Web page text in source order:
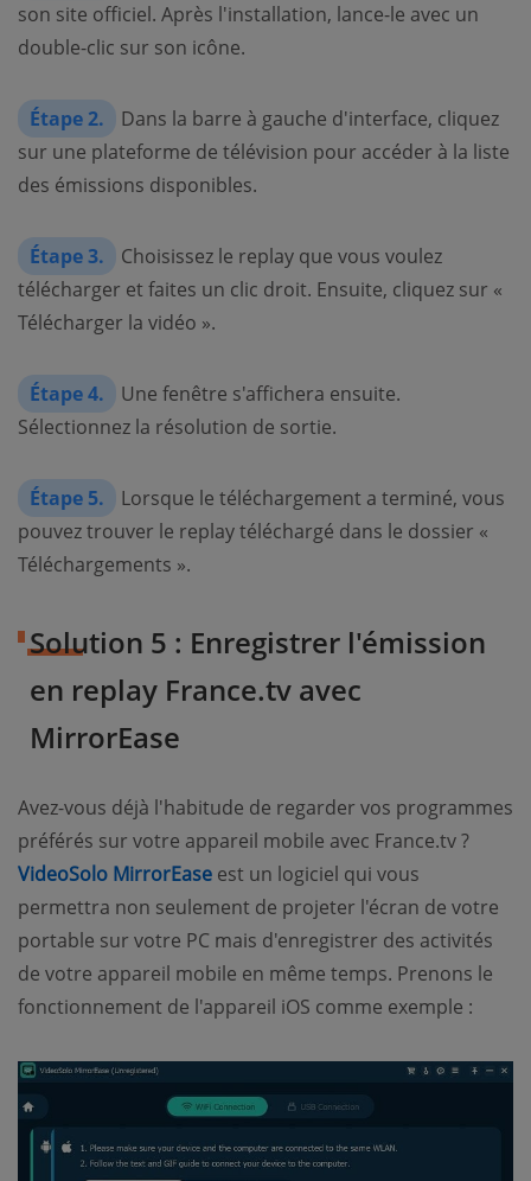
son site officiel. Après l'installation, lance-le avec un
double-clic sur son icône.
Étape 2.
Dans la barre à gauche d'interface, cliquez
sur une plateforme de télévision pour accéder à la liste
des émissions disponibles.
Étape 3.
Choisissez le replay que vous voulez
télécharger et faites un clic droit. Ensuite, cliquez sur «
Télécharger la vidéo ».
Étape 4.
Une fenêtre s'affichera ensuite.
Sélectionnez la résolution de sortie.
Étape 5.
Lorsque le téléchargement a terminé, vous
pouvez trouver le replay téléchargé dans le dossier «
Téléchargements ».
Solution 5 : Enregistrer l'émission
en replay France.tv avec
MirrorEase
Avez-vous déjà l'habitude de regarder vos programmes
préférés sur votre appareil mobile avec France.tv ?
VideoSolo MirrorEase est un logiciel qui vous
permettra non seulement de projeter l'écran de votre
portable sur votre PC mais d'enregistrer des activités
de votre appareil mobile en même temps. Prenons le
fonctionnement de l'appareil iOS comme exemple :